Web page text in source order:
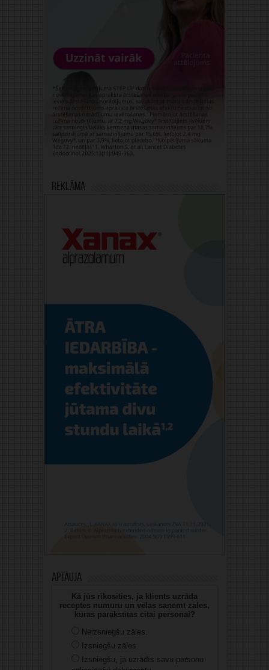
Reklāma
Aptauja
Kā jūs rīkosities, ja klients uzrāda
receptes numuru un vēlas saņemt zāles,
kuras parakstītas citai personai?
Neizsniegšu zāles.
Izsniegšu zāles.
Izsniegšu, ja uzrādīs savu personu